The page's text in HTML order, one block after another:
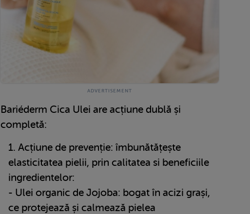
Bariéderm Cica Ulei are acțiune dublă și
completă:
Acțiune de prevenție: îmbunătățește
elasticitatea pielii, prin calitatea si beneficiile
ingredientelor:
- Ulei organic de Jojoba: bogat în acizi grași,
ce protejează și calmează pielea